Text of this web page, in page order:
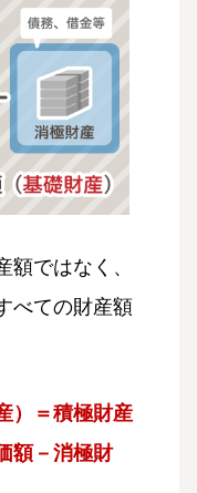
ではなく、
べての財産額
）＝積極財産
額－消極財